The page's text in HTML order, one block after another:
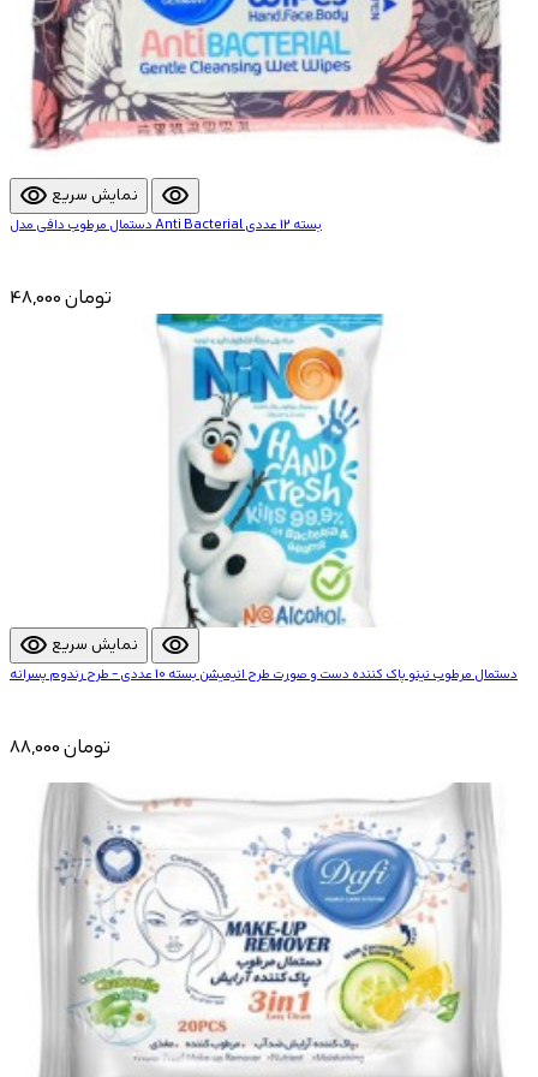
visibility نمایش سریع visibility
دستمال مرطوب دافی مدل Anti Bacterial بسته 12 عددی
48,000 تومان
visibility نمایش سریع visibility
دستمال مرطوب نینو پاک کننده دست و صورت طرح انیمیشن بسته 10 عددی - طرح رندوم پسرانه
88,000 تومان